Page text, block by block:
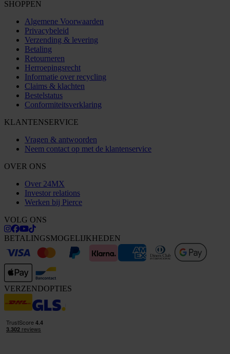
SHOPPEN
Algemene Voorwaarden
Privacybeleid
Verzending & levering
Betaling
Retourneren
Herroepingsrecht
Informatie over recycling
Claims & klachten
Bestelstatus
Conformiteitsverklaring
KLANTENSERVICE
Vragen & antwoorden
Neem contact op met de klantenservice
OVER ONS
Over 24MX
Investor relations
Werken bij Pierce
VOLG ONS
BETALINGSMOGELIJKHEDEN
VERZENDOPTIES